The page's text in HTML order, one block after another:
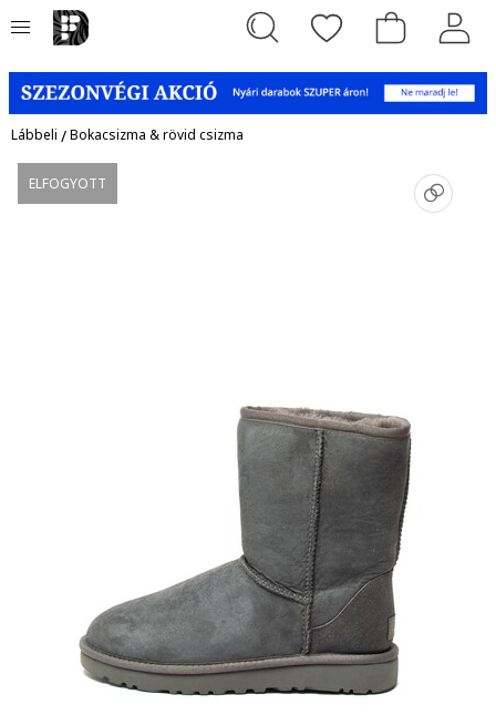
Lábbeli /Bokacsizma & rövid csizma
ELFOGYOTT